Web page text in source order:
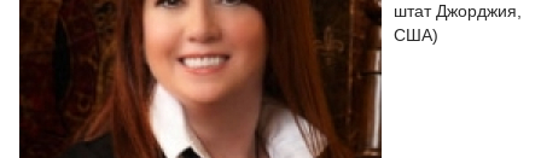
штат Джорджия,
США)